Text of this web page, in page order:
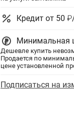
Кредит от 50
Минимальная
Дешевле купить
Продается по
цене установленной
Подписаться на